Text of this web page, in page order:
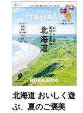
北海道 おいしく遊
ぶ、夏のご褒美